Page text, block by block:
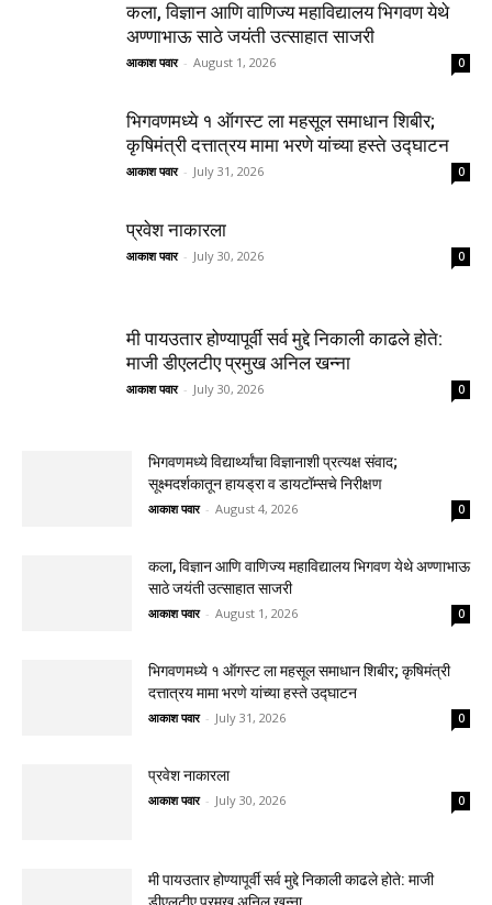
कला, विज्ञान आणि वाणिज्य महाविद्यालय भिगवण येथे
अण्णाभाऊ साठे जयंती उत्साहात साजरी
आकाश पवार - August 1, 2026 0
भिगवणमध्ये १ ऑगस्ट ला महसूल समाधान शिबीर;
कृषिमंत्री दत्तात्रय मामा भरणे यांच्या हस्ते उद्घाटन
आकाश पवार - July 31, 2026 0
प्रवेश नाकारला
आकाश पवार - July 30, 2026 0
मी पायउतार होण्यापूर्वी सर्व मुद्दे निकाली काढले होते:
माजी डीएलटीए प्रमुख अनिल खन्ना
आकाश पवार - July 30, 2026 0
भिगवणमध्ये विद्यार्थ्यांचा विज्ञानाशी प्रत्यक्ष संवाद;
सूक्ष्मदर्शकातून हायड्रा व डायटॉम्सचे निरीक्षण
आकाश पवार - August 4, 2026 0
कला, विज्ञान आणि वाणिज्य महाविद्यालय भिगवण येथे अण्णाभाऊ
साठे जयंती उत्साहात साजरी
आकाश पवार - August 1, 2026 0
भिगवणमध्ये १ ऑगस्ट ला महसूल समाधान शिबीर; कृषिमंत्री
दत्तात्रय मामा भरणे यांच्या हस्ते उद्घाटन
आकाश पवार - July 31, 2026 0
प्रवेश नाकारला
आकाश पवार - July 30, 2026 0
मी पायउतार होण्यापूर्वी सर्व मुद्दे निकाली काढले होते: माजी